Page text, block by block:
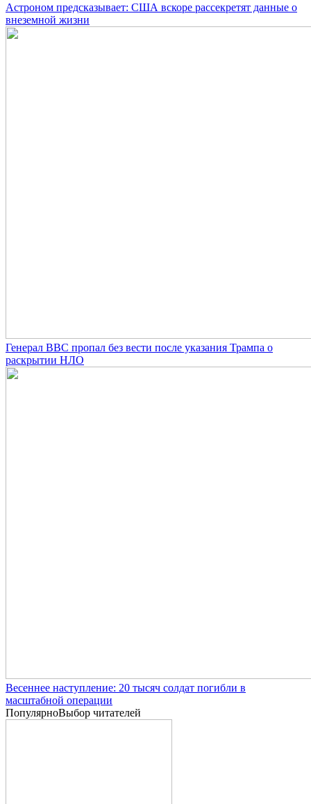
Астроном предсказывает: США вскоре рассекретят данные о
внеземной жизни
Генерал ВВС пропал без вести после указания Трампа о
раскрытии НЛО
Весеннее наступление: 20 тысяч солдат погибли в
масштабной операции
ПопулярноВыбор читателей